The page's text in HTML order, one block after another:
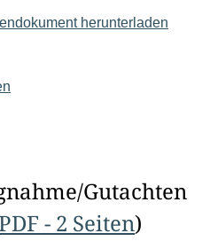
herunterladen
Gutachten
PDF - 2 Seiten)